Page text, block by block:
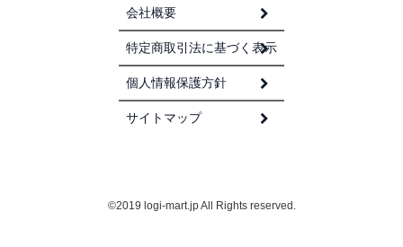
会社概要
特定商取引法に基づく表示
個人情報保護方針
サイトマップ
©2019 logi-mart.jp All Rights reserved.